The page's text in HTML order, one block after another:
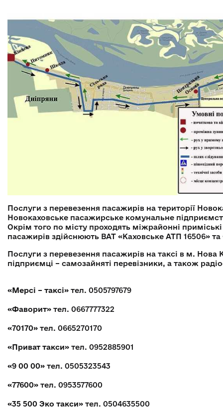
Послуги з перевезення пасажирів на території
Новокаховське пасажирське комунальне
Окрім того по місту проходять міжрайонні
пасажирів здійснюють ВАТ «Каховське АТП 16506»
Послуги з перевезення пасажирів на таксі в м. Нова
підприємці – самозайняті перевізники, а також
«Мерсі – таксі» тел. 0505797679
«Фаворит» тел. 0667777322
«70170» тел. 0665270170
«Приват такси» тел. 0952885901
«9 00 00» тел. 0505323543
«77600» тел. 0953577600
«35 500 Эко такси» тел. 0504635500